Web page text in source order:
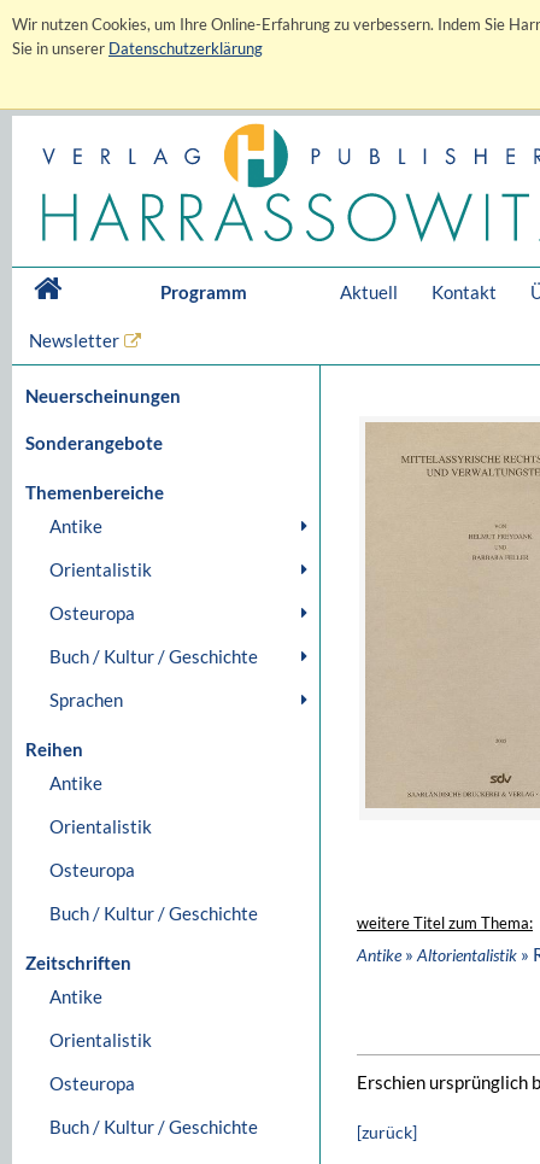
Wir nutzen Cookies, um Ihre Online-Erfahrung zu verbessern. Indem Sie
Sie in unserer Datenschutzerklärung
Programm Aktuell Kontakt
Newsletter
Neuerscheinungen
Sonderangebote
Themenbereiche
Antike
Orientalistik
Osteuropa
Buch / Kultur / Geschichte
Sprachen
Reihen
Antike
Orientalistik
Osteuropa
Buch / Kultur / Geschichte
Zeitschriften
Antike
Orientalistik
Osteuropa
Buch / Kultur / Geschichte
weitere Titel zum Thema:
Antike» Altorientalistik »
Erschien ursprünglich
[zurück]